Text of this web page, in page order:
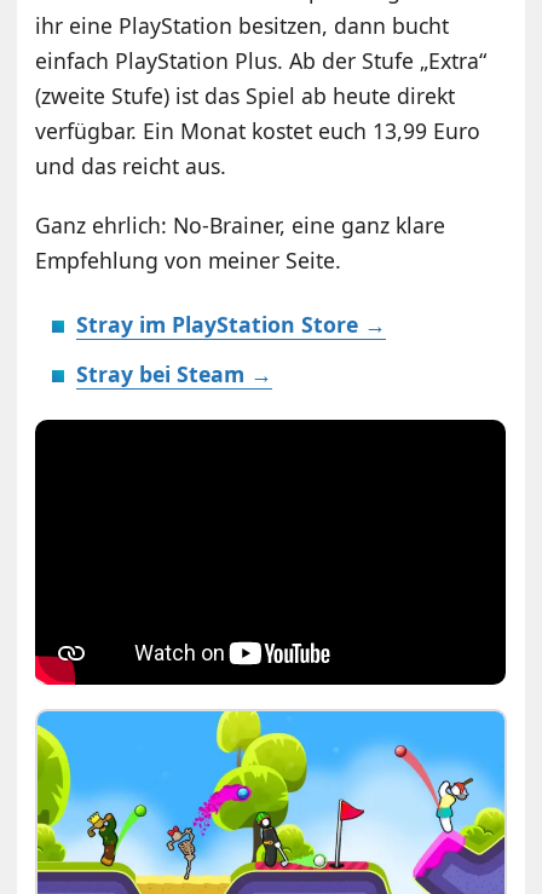
ihr eine PlayStation besitzen, dann bucht
einfach PlayStation Plus. Ab der Stufe „Extra“
(zweite Stufe) ist das Spiel ab heute direkt
verfügbar. Ein Monat kostet euch 13,99 Euro
und das reicht aus.
Ganz ehrlich: No-Brainer, eine ganz klare
Empfehlung von meiner Seite.
Stray im PlayStation Store →
Stray bei Steam →